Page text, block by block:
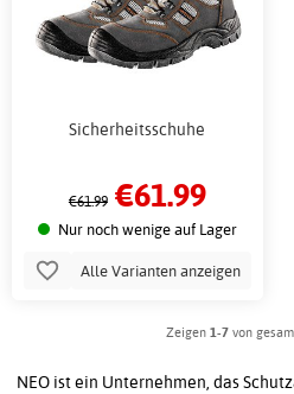
Sicherheitsschuhe
€61.99 €61.99
Nur noch wenige auf Lager
Alle Varianten anzeigen
Zeigen 1-7 von
NEO ist ein Unternehmen, das